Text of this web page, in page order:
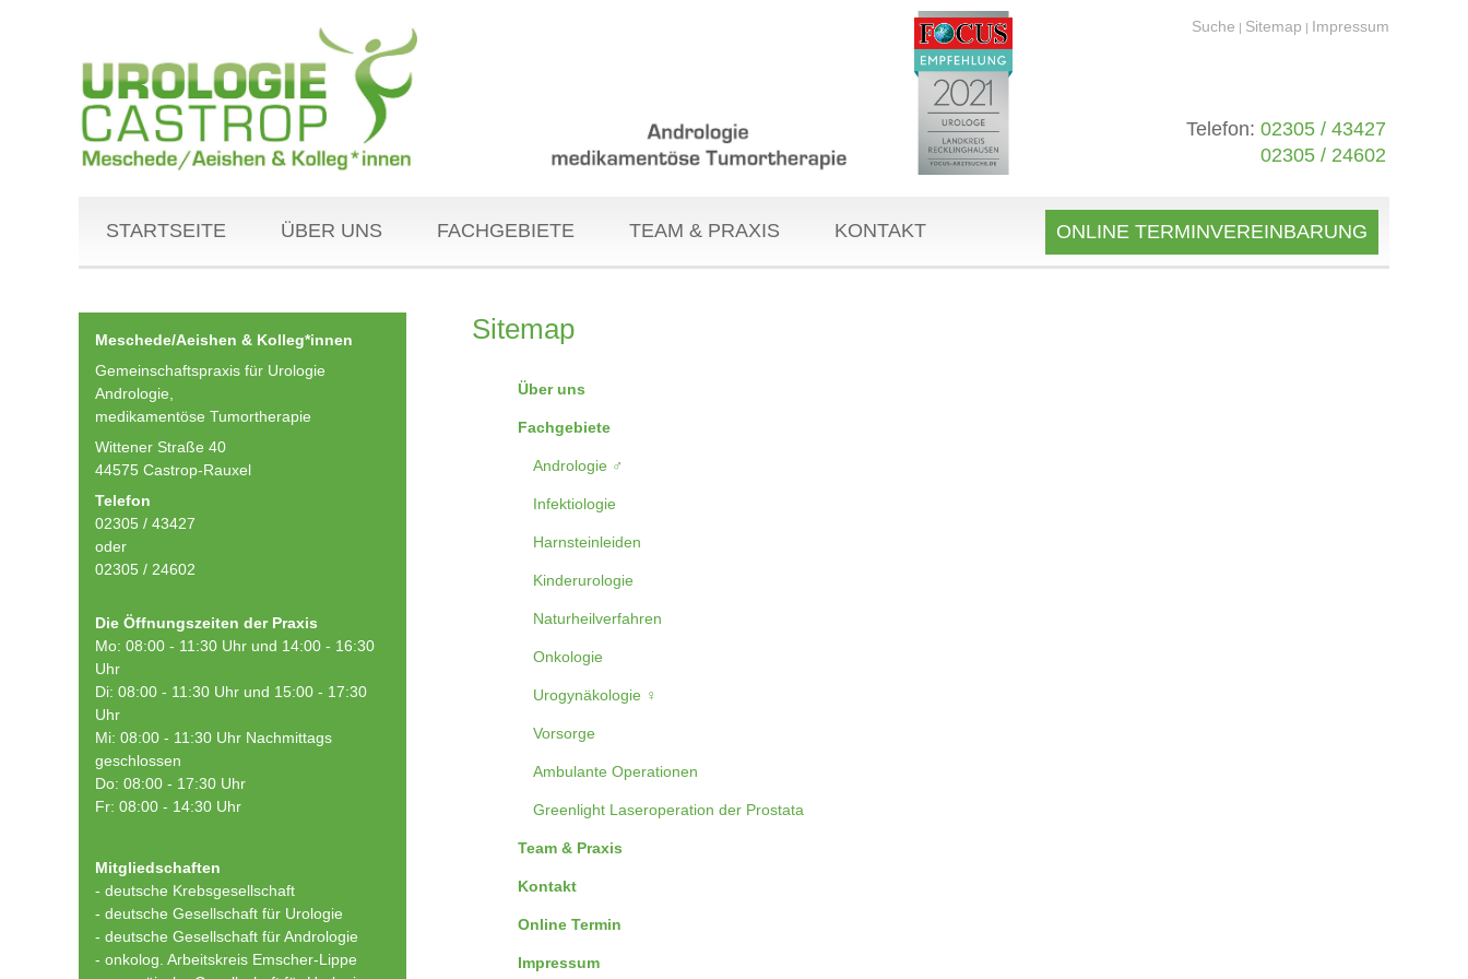
Suche | Sitemap | Impressum
Telefon: 02305 / 43427
02305 / 24602
STARTSEITE ÜBER UNS FACHGEBIETE TEAM & PRAXIS KONTAKT ONLINE TERMINVEREINBARUNG
Meschede/Aeishen & Kolleg*innen
Gemeinschaftspraxis für Urologie
Andrologie,
medikamentöse Tumortherapie
Wittener Straße 40
44575 Castrop-Rauxel
Telefon
02305 / 43427
oder
02305 / 24602
Die Öffnungszeiten der Praxis
Mo: 08:00 - 11:30 Uhr und 14:00 - 16:30
Uhr
Di: 08:00 - 11:30 Uhr und 15:00 - 17:30
Uhr
Mi: 08:00 - 11:30 Uhr Nachmittags
geschlossen
Do: 08:00 - 17:30 Uhr
Fr: 08:00 - 14:30 Uhr
Mitgliedschaften
- deutsche Krebsgesellschaft
- deutsche Gesellschaft für Urologie
- deutsche Gesellschaft für Andrologie
- onkolog. Arbeitskreis Emscher-Lippe
Sitemap
Über uns
Fachgebiete
Andrologie ♂
Infektiologie
Harnsteinleiden
Kinderurologie
Naturheilverfahren
Onkologie
Urogynäkologie ♀
Vorsorge
Ambulante Operationen
Greenlight Laseroperation der Prostata
Team & Praxis
Kontakt
Online Termin
Impressum